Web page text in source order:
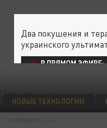
НОВЫЕ ТЕХНОЛОГИИ
Два покушения и
украинского
В ПРЯМОМ ЭФИРЕ: